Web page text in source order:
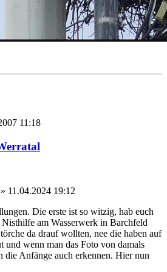
11:18
» 11.04.2024 19:12
Die erste ist so witzig, hab euch
am Wasserwerk in Barchfeld
da drauf wollten, nee die haben auf
und wenn man das Foto von damals
die Anfänge auch erkennen. Hier nun